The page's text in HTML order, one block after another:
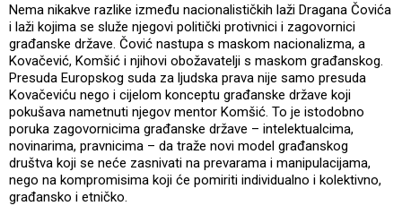
Nema nikakve razlike između nacionalističkih laži Dragana Čovića
i laži kojima se služe njegovi politički protivnici i zagovornici
građanske države. Čović nastupa s maskom nacionalizma, a
Kovačević, Komšić i njihovi obožavatelji s maskom građanskog.
Presuda Europskog suda za ljudska prava nije samo presuda
Kovačeviću nego i cijelom konceptu građanske države koji
pokušava nametnuti njegov mentor Komšić. To je istodobno
poruka zagovornicima građanske države – intelektualcima,
novinarima, pravnicima – da traže novi model građanskog
društva koji se neće zasnivati na prevarama i manipulacijama,
nego na kompromisima koji će pomiriti individualno i kolektivno,
građansko i etničko.